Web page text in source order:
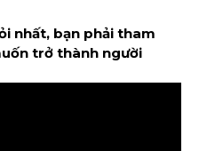
nhất, bạn phải tham
trở thành người